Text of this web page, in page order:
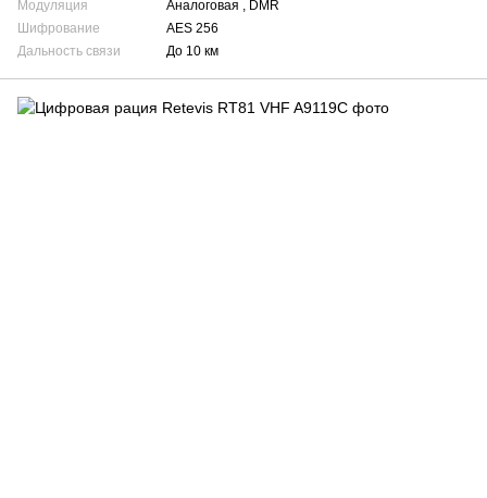
Модуляция
Аналоговая , DMR
Шифрование
AES 256
Дальность связи
До 10 км